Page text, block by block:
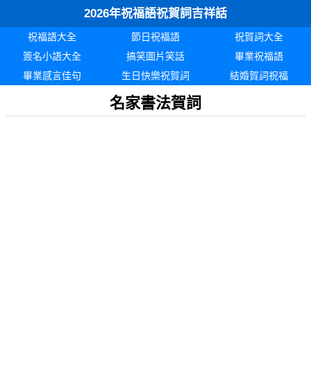
2026年祝福語祝賀詞吉祥話
祝福語大全 節日祝福語
祝賀詞大全
簽名小語大全
搞笑圖片笑話
畢業祝福語
畢業感言佳句
生日快樂祝賀詞 結婚賀詞祝福
名家書法賀詞